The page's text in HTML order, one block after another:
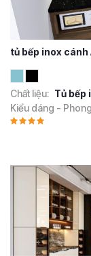
tủ bếp inox cánh
Chất liệu: Tủ bếp
Kiểu dáng -